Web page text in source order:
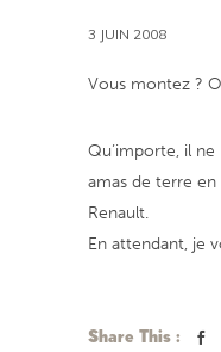
3 JUIN 2008
Vous montez ?
Qu’importe, il ne
amas de terre en
Renault.
En attendant, je
Share This :